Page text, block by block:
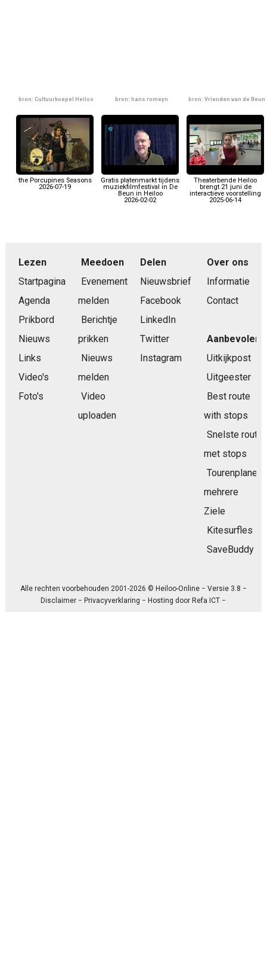
bron: Cultuurkoepel Heiloo bron: hans romeyn bron: Vrienden van de Beun
the Porcupines Seasons
2026-07-19
Gratis platenmarkt tijdens
muziekfilmfestival in De
Beun in Heiloo
2026-02-02
Theaterbende Heiloo
brengt 21 juni de
interactieve voorstelling
2025-06-14
Lezen
Startpagina
Agenda
Prikbord
Nieuws
Links
Video's
Foto's
Meedoen
Evenement
melden
Berichtje
prikken
Nieuws
melden
Video
uploaden
Delen
Nieuwsbrief
Facebook
LinkedIn
Twitter
Instagram
Over ons
Informatie
Contact
Aanbevolen
Uitkijkpost
Uitgeester
Best route
with stops
Snelste route
met stops
Tourenplaner
mehrere
Ziele
Kitesurfles
SaveBuddy
Alle rechten voorbehouden 2001-2026 © Heiloo-Online − Versie 3.8 −
Disclaimer − Privacyverklaring − Hosting door Refa ICT −